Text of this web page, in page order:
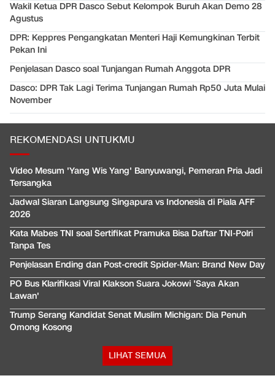
Wakil Ketua DPR Dasco Sebut Kelompok Buruh Akan Demo 28
Agustus
DPR: Keppres Pengangkatan Menteri Haji Kemungkinan Terbit
Pekan Ini
Penjelasan Dasco soal Tunjangan Rumah Anggota DPR
Dasco: DPR Tak Lagi Terima Tunjangan Rumah Rp50 Juta Mulai
November
REKOMENDASI UNTUKMU
Video Mesum 'Yang Wis Yang' Banyuwangi, Pemeran Pria Jadi
Tersangka
Jadwal Siaran Langsung Singapura vs Indonesia di Piala AFF
2026
Kata Mabes TNI soal Sertifikat Pramuka Bisa Daftar TNI-Polri
Tanpa Tes
Penjelasan Ending dan Post-credit Spider-Man: Brand New Day
PO Bus Klarifikasi Viral Klakson Suara Jokowi 'Saya Akan
Lawan'
Trump Serang Kandidat Senat Muslim Michigan: Dia Penuh
Omong Kosong
LIHAT SEMUA